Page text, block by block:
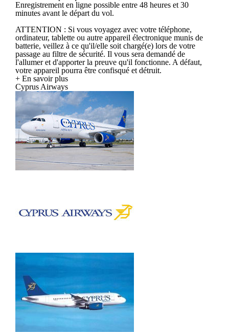
Enregistrement en ligne possible entre 48 heures et 30
minutes avant le départ du vol.
ATTENTION : Si vous voyagez avec votre téléphone,
ordinateur, tablette ou autre appareil électronique munis de
batterie, veillez à ce qu'il/elle soit chargé(e) lors de votre
passage au filtre de sécurité. Il vous sera demandé de
l'allumer et d'apporter la preuve qu'il fonctionne. A défaut,
votre appareil pourra être confisqué et détruit.
+ En savoir plus
Cyprus Airways